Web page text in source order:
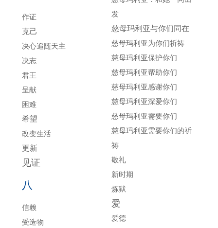
作证
克己
决心追随天主
决志
君王
呈献
困难
希望
改变生活
更新
见证
八
信赖
受造物
发
慈母玛利亚与你们同在
慈母玛利亚为你们祈祷
慈母玛利亚保护你们
慈母玛利亚帮助你们
慈母玛利亚感谢你们
慈母玛利亚深爱你们
慈母玛利亚需要你们
慈母玛利亚需要你们的祈
祷
敬礼
新时期
炼狱
爱
爱德